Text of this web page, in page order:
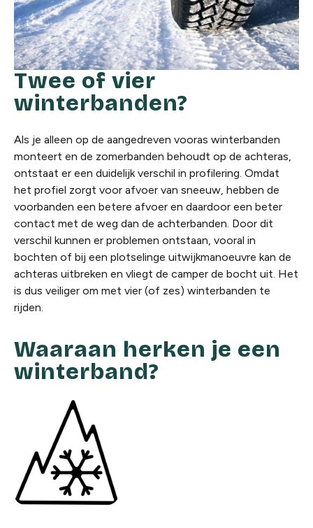
Twee of vier
winterbanden?
Als je alleen op de aangedreven vooras winterbanden
monteert en de zomerbanden behoudt op de achteras,
ontstaat er een duidelijk verschil in profilering. Omdat
het profiel zorgt voor afvoer van sneeuw, hebben de
voorbanden een betere afvoer en daardoor een beter
contact met de weg dan de achterbanden. Door dit
verschil kunnen er problemen ontstaan, vooral in
bochten of bij een plotselinge uitwijkmanoeuvre kan de
achteras uitbreken en vliegt de camper de bocht uit. Het
is dus veiliger om met vier (of zes) winterbanden te
rijden.
Waaraan herken je een
winterband?